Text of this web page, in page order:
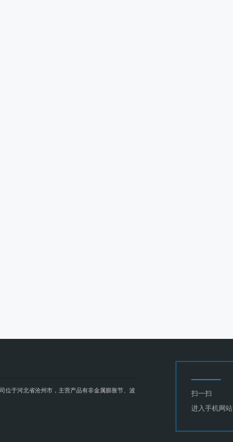
位于河北省沧州市，主营产品有非金属膨胀节、波
扫一扫
进入手机网站